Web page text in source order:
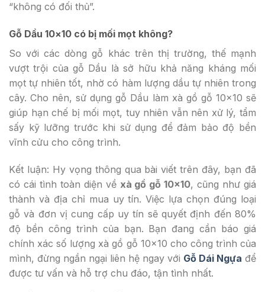
“không có đối thủ”.
Gỗ Dầu 10×10 có bị mối mọt không?
So với các dòng gỗ khác trên thị trường, thế mạnh
vượt trội của gỗ Dầu là sở hữu khả năng kháng mối
mọt tự nhiên tốt, nhờ có hàm lượng dầu tự nhiên trong
cây. Cho nên, sử dụng gỗ Dầu làm xà gồ gỗ 10×10 sẽ
giúp hạn chế bị mối mọt, tuy nhiên vẫn nên xử lý, tẩm
sấy kỹ lưỡng trước khi sử dụng để đảm bảo độ bền
vĩnh cửu cho công trình.
Kết luận: Hy vọng thông qua bài viết trên đây, bạn đã
có cái tình toàn diện về xà gồ gỗ 10×10, cũng như giá
thành và địa chỉ mua uy tín. Việc lựa chọn đúng loại
gỗ và đơn vị cung cấp uy tín sẽ quyết định đến 80%
độ bền công trình của bạn. Bạn đang cần báo giá
chính xác số lượng xà gồ gỗ 10×10 cho công trình của
mình, đừng ngần ngại liên hệ ngay với Gỗ Dái Ngựa để
được tư vấn và hỗ trợ chu đáo, tận tình nhất.